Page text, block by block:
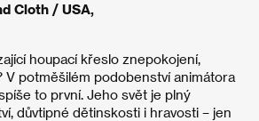
Cloth / USA,
houpací křeslo znepokojení,
V potměšilém podobenství animátora
to první. Jeho svět je plný
důvtipné dětinskosti i hravosti – jen